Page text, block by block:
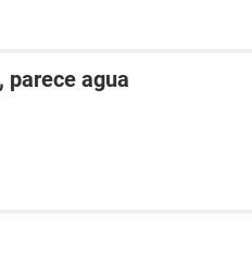
parece agua